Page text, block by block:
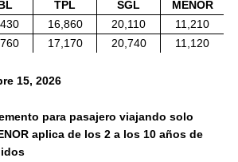
TPL SGL
MENOR
16,860 20,110
11,210
17,170 20,740 11,120
15, 2026
para pasajero viajando solo
aplica de los 2 a los 10 años de